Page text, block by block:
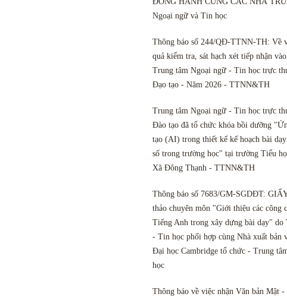
Ngoại ngữ và Tin học
Thông báo số 244/QĐ-TTNN-TH: Về
quả kiểm tra, sát hạch xét tiếp nhận
Trung tâm Ngoại ngữ - Tin học trực
Đạo tạo - Năm 2026 - TTNN&TH
Trung tâm Ngoại ngữ - Tin học trực
Đào tạo đã tổ chức khóa bồi dưỡng
tạo (AI) trong thiết kế kế hoạch bài
số trong trường học" tại trường Tiểu
Xã Đông Thạnh - TTNN&TH
Thông báo số 7683/GM-SGDĐT:
thảo chuyên môn "Giới thiệu các công
Tiếng Anh trong xây dựng bài dạy" do
- Tin học phối hợp cùng Nhà xuất bản
Đại học Cambridge tổ chức - Trung
học
Thông báo về việc nhận Văn bản Mật